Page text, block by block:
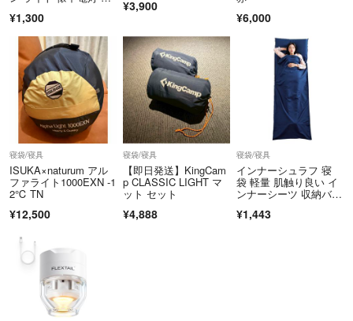
¥1,300
¥3,900
¥6,000
寝袋/寝具
ISUKA×naturum アル
ファライト1000EXN -1
2℃ TN
¥12,500
寝袋/寝具
【即日発送】KingCam
p CLASSIC LIGHT マ
ット セット
¥4,888
寝袋/寝具
インナーシュラフ 寝
袋 軽量 肌触り良い イ
ンナーシーツ 収納バッ
¥1,443